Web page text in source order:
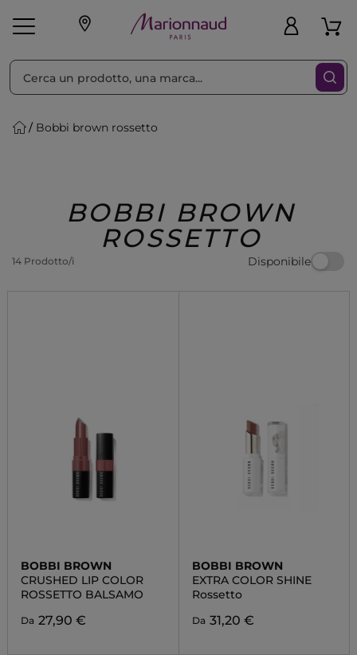
Make-up Profumi
Regalo
Bobbi brown rossetto
BOBBI BROWN
ROSSETTO
14 Prodotto/i Disponibile
Ordina per Filtra
BOBBI BROWN
CRUSHED LIP COLOR
ROSSETTO BALSAMO
Da 27,90 €
BOBBI BROWN
EXTRA COLOR SHINE
Rossetto
Da 31,20 €